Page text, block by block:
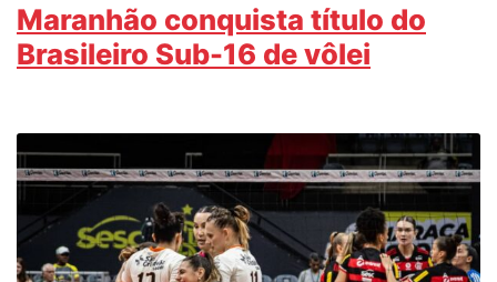
Maranhão conquista título do
Brasileiro Sub-16 de vôlei